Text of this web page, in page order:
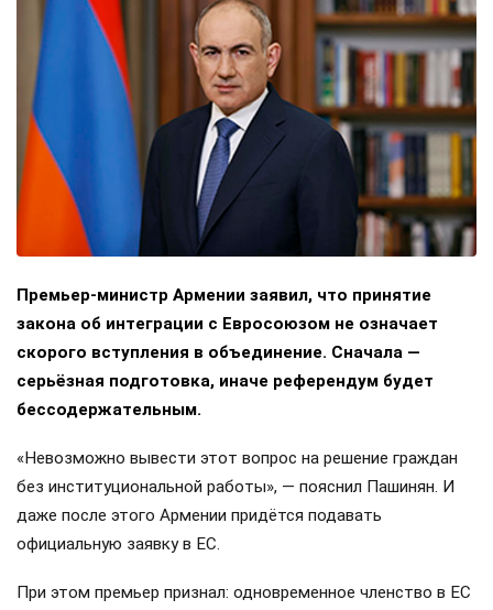
Премьер-министр Армении заявил, что принятие
закона об интеграции с Евросоюзом не означает
скорого вступления в объединение. Сначала —
серьёзная подготовка, иначе референдум будет
бессодержательным.
«Невозможно вывести этот вопрос на решение граждан
без институциональной работы», — пояснил Пашинян. И
даже после этого Армении придётся подавать
официальную заявку в ЕС.
При этом премьер признал: одновременное членство в ЕС